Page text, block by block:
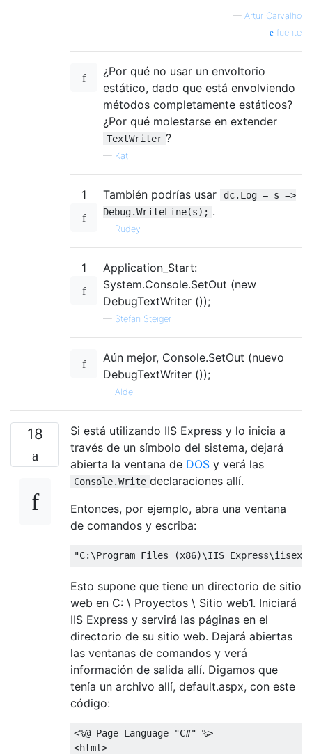
— Artur Carvalho
fuente
¿Por qué no usar un envoltorio
estático, dado que está envolviendo
métodos completamente estáticos?
¿Por qué molestarse en extender
TextWriter ?
— Kat
1 También podrías usar
dc.Log = s =>
Debug.WriteLine(s); .
— Rudey
1
Application_Start:
System.Console.SetOut (new
DebugTextWriter ());
— Stefan Steiger
Aún mejor, Console.SetOut (nuevo
DebugTextWriter ());
— Alde
18
Si está utilizando IIS Express y lo inicia a
través de un símbolo del sistema, dejará
abierta la ventana de DOS y verá las
Console.Write declaraciones allí.
Entonces, por ejemplo, abra una ventana
de comandos y escriba:
"C:\Program Files (x86)\IIS
Esto supone que tiene un directorio de sitio
web en C: \ Proyectos \ Sitio web1. Iniciará
IIS Express y servirá las páginas en el
directorio de su sitio web. Dejará abiertas
las ventanas de comandos y verá
información de salida allí. Digamos que
tenía un archivo allí, default.aspx, con este
código:
<%@ Page Language="C#"
<html>